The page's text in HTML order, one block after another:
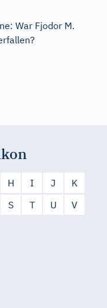
War Fjodor M.
H I J
K
S T U
V